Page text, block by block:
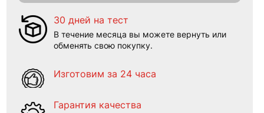
30 дней на тест
В течение месяца вы можете вернуть или
обменять свою покупку.
Изготовим за 24 часа
Гарантия качества